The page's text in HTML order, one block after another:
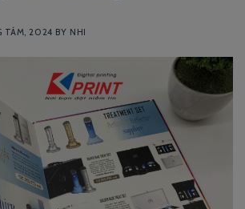
TÁM, 2024 BY NHI